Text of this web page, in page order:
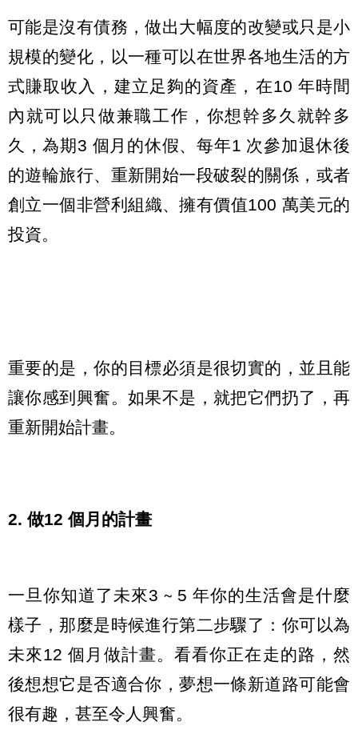
可能是沒有債務，做出大幅度的改變或只是小
規模的變化，以一種可以在世界各地生活的方
式賺取收入，建立足夠的資產，在10 年時間
內就可以只做兼職工作，你想幹多久就幹多
久，為期3 個月的休假、每年1 次參加退休後
的遊輪旅行、重新開始一段破裂的關係，或者
創立一個非營利組織、擁有價值100 萬美元的
投資。
重要的是，你的目標必須是很切實的，並且能
讓你感到興奮。如果不是，就把它們扔了，再
重新開始計畫。
2. 做12 個月的計畫
一旦你知道了未來3 ∼ 5 年你的生活會是什麼
樣子，那麼是時候進行第二步驟了：你可以為
未來12 個月做計畫。看看你正在走的路，然
後想想它是否適合你，夢想一條新道路可能會
很有趣，甚至令人興奮。